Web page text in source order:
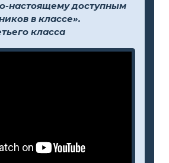
настоящему доступным
в классе».
класса